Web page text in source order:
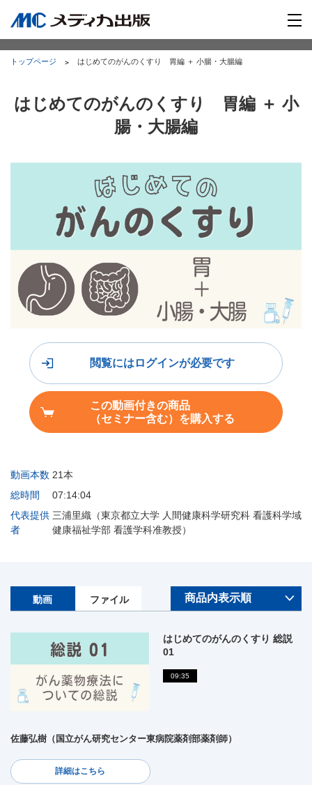
トップページ はじめてのがんのくすり 胃編 ＋ 小腸・大腸編
はじめてのがんのくすり 胃編 ＋ 小
腸・大腸編
動画本数 21本
総時間
07:14:04
代表提供
者
三浦里織（東京都立大学 人間健康科学研究科 看護科学域
健康福祉学部 看護学科准教授）
閲覧にはログインが必要です
この動画付きの商品
（セミナー含む）を購入する
動画 ファイル
はじめてのがんのくすり 総説
01
09:35
佐藤弘樹（国立がん研究センター東病院薬剤部薬剤師）
詳細はこちら